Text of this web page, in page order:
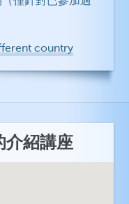
country
介紹講座